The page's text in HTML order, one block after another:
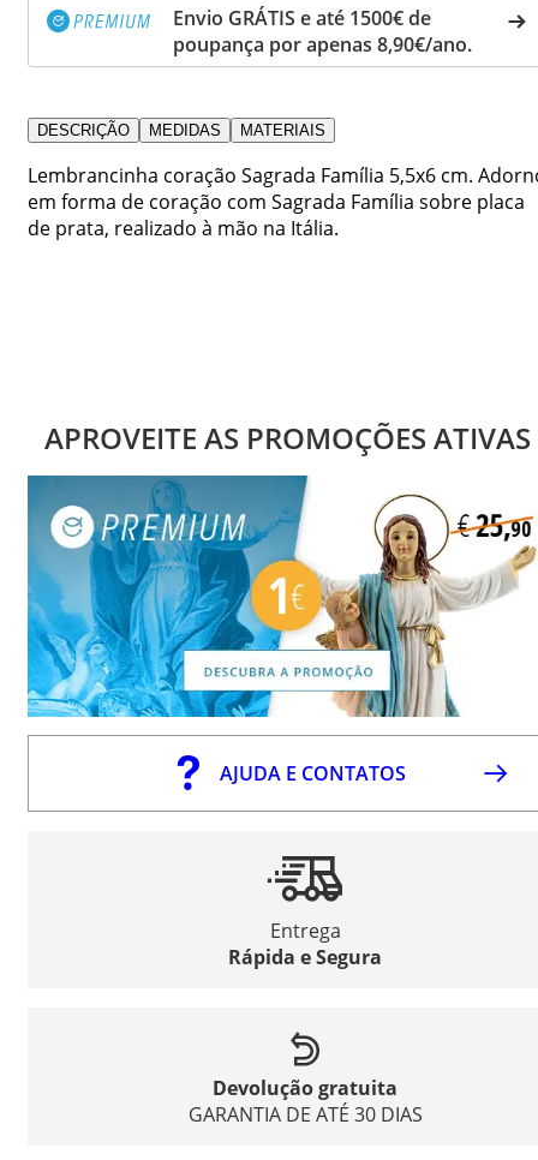
Envio GRÁTIS e até 1500€ de
poupança por apenas 8,90€/ano.
DESCRIÇÃO MEDIDAS MATERIAIS
Lembrancinha coração Sagrada Família 5,5x6 cm.
em forma de coração com Sagrada Família sobre placa
de prata, realizado à mão na Itália.
APROVEITE AS PROMOÇÕES ATIVAS
AJUDA E CONTATOS
Entrega
Rápida e Segura
Devolução gratuita
GARANTIA DE ATÉ 30 DIAS